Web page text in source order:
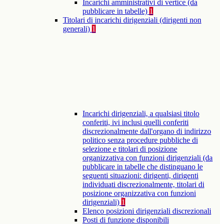
Incarichi amministrativi di vertice (da
pubblicare in tabelle) 1
Titolari di incarichi dirigenziali (dirigenti non
generali) 1
Incarichi dirigenziali, a qualsiasi titolo
conferiti, ivi inclusi quelli conferiti
discrezionalmente dall'organo di indirizzo
politico senza procedure pubbliche di
selezione e titolari di posizione
organizzativa con funzioni dirigenziali (da
pubblicare in tabelle che distinguano le
seguenti situazioni: dirigenti, dirigenti
individuati discrezionalmente, titolari di
posizione organizzativa con funzioni
dirigenziali) 1
Elenco posizioni dirigenziali discrezionali
Posti di funzione disponibili